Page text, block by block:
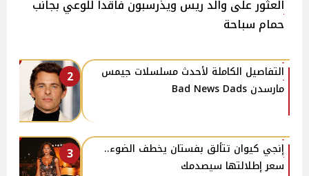
العثور على والد ريس ويذرسبون فاقداً للوعي بجانب
حمام سباحة
2
التفاصيل الكاملة لأحدث مسلسلات جيمس
مارسدن Bad News Dads
3
إنجي كيوان تتألق بفستان يخطف الضوء..
سعر إطلالتها سيصدمك